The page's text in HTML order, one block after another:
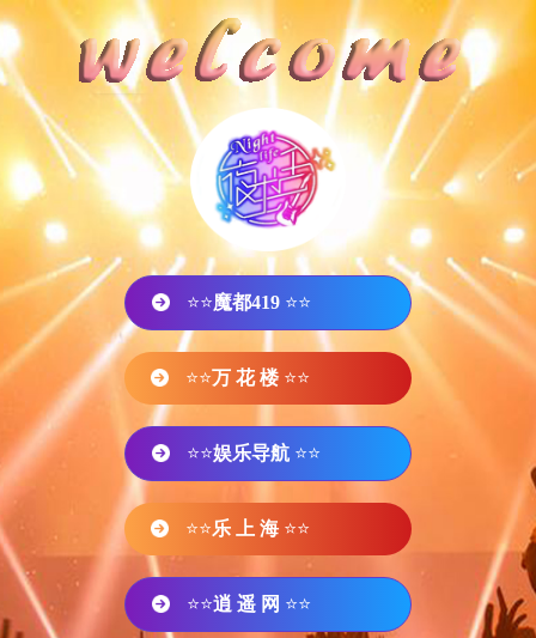
⭐⭐魔都419 ⭐⭐
⭐⭐万 花 楼 ⭐⭐
⭐⭐娱乐导航 ⭐⭐
⭐⭐乐 上 海 ⭐⭐
⭐⭐逍 遥 网 ⭐⭐